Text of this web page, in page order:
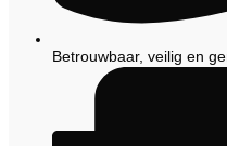
Betrouwbaar, veilig en